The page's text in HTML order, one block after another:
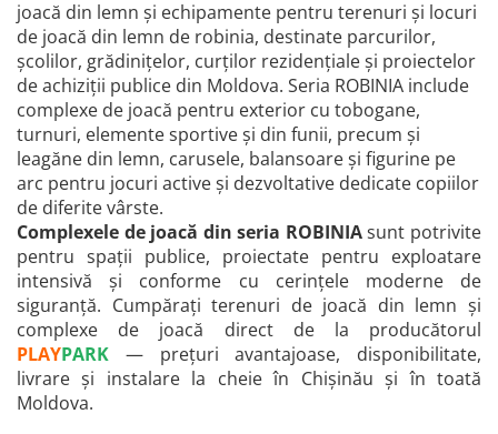
joacă din lemn și echipamente pentru terenuri și locuri
de joacă din lemn de robinia, destinate parcurilor,
școlilor, grădinițelor, curților rezidențiale și proiectelor
de achiziții publice din Moldova. Seria ROBINIA include
complexe de joacă pentru exterior cu tobogane,
turnuri, elemente sportive și din funii, precum și
leagăne din lemn, carusele, balansoare și figurine pe
arc pentru jocuri active și dezvoltative dedicate copiilor
de diferite vârste.
Complexele de joacă din seria ROBINIAsunt potrivite
pentru spații publice, proiectate pentru exploatare
intensivă și conforme cu cerințele moderne de
siguranță. Cumpărați terenuri de joacă din lemn și
complexe de joacă direct de la producătorul
PLAYPARK — prețuri avantajoase, disponibilitate,
livrare și instalare la cheie în Chișinău și în toată
Moldova.